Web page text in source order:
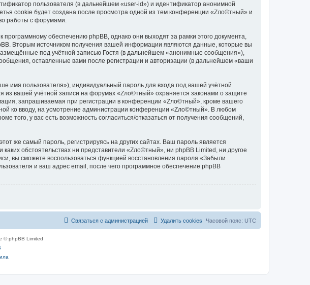
пользователя (в дальнейшем «user-id») и идентификатор анонимной
cookie будет создана после просмотра одной из тем конференции «Zло©тный» и
работы с форумами.
обеспечению phpBB, однако они выходят за рамки этого документа,
Вторым источником получения вашей информации являются данные, которые вы
под учётной записью Гостя (в дальнейшем «анонимные сообщения»),
оставленные вами после регистрации и авторизации (в дальнейшем «ваши
имя пользователя»), индивидуальный пароль для входа под вашей учётной
вашей учётной записи на форумах «Zло©тный» охраняется законами о защите
запрашиваемая при регистрации в конференции «Zло©тный», кроме вашего
ко вводу, на усмотрение администрации конференции «Zло©тный». В любом
того, у вас есть возможность согласиться/отказаться от получения сообщений,
же самый пароль, регистрируясь на других сайтах. Ваш пароль является
обстоятельствах ни представители «Zло©тный», ни phpBB Limited, ни другое
вы сможете воспользоваться функцией восстановления пароля «Забыли
и ваш адрес email, после чего программное обеспечение phpBB
Часовой пояс: UTC
Удалить cookies
Связаться с администрацией
© phpBB Limited